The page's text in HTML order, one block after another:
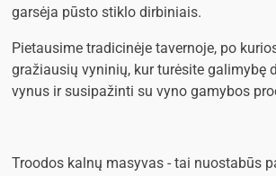
garsėja pūsto stiklo dirbiniais.
Pietausime tradicinėje tavernoje, po
gražiausių vyninių, kur turėsite galimybę
vynus ir susipažinti su vyno gamybos
Troodos kalnų masyvas - tai nuostabūs